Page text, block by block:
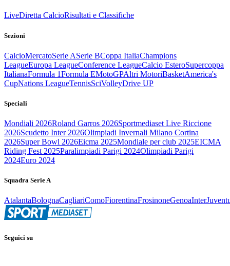
LiveDiretta CalcioRisultati e Classifiche
Sezioni
CalcioMercatoSerie ASerie BCoppa ItaliaChampions
LeagueEuropa LeagueConference LeagueCalcio EsteroSupercoppa
ItalianaFormula 1Formula EMotoGPAltri MotoriBasketAmerica's
CupNations LeagueTennisSciVolleyDrive UP
Speciali
Mondiali 2026Roland Garros 2026Sportmediaset Live Riccione
2026Scudetto Inter 2026Olimpiadi Invernali Milano Cortina
2026Super Bowl 2026Eicma 2025Mondiale per club 2025EICMA
Riding Fest 2025Paralimpiadi Parigi 2024Olimpiadi Parigi
2024Euro 2024
Squadra Serie A
AtalantaBolognaCagliariComoFiorentinaFrosinoneGenoaInter
Seguici su